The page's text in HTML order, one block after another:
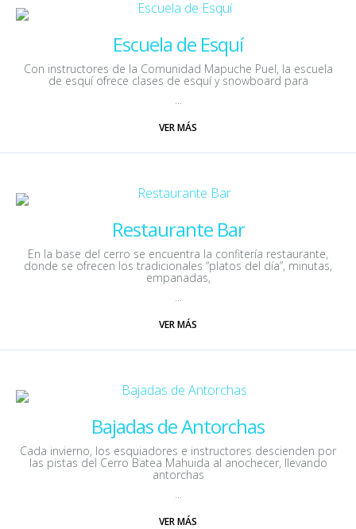
Escuela de Esquí
Con instructores de la Comunidad Mapuche Puel, la escuela
de esquí ofrece clases de esquí y snowboard para
...
VER MÁS
Restaurante Bar
En la base del cerro se encuentra la confitería restaurante,
donde se ofrecen los tradicionales “platos del día”, minutas,
empanadas,
...
VER MÁS
Bajadas de Antorchas
Cada invierno, los esquiadores e instructores descienden por
las pistas del Cerro Batea Mahuida al anochecer, llevando
antorchas
...
VER MÁS